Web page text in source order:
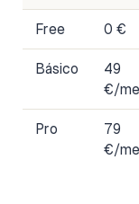
Free 0 €
Básico
49
€/
Pro
79
€/